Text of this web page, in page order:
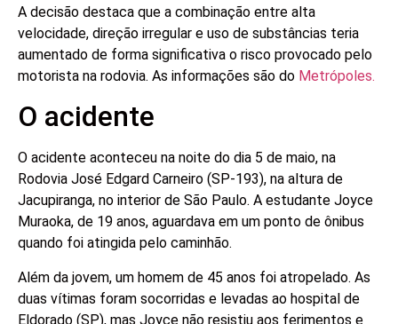
A decisão destaca que a combinação entre alta
velocidade, direção irregular e uso de substâncias teria
aumentado de forma significativa o risco provocado pelo
motorista na rodovia. As informações são do Metrópoles.
O acidente
O acidente aconteceu na noite do dia 5 de maio, na
Rodovia José Edgard Carneiro (SP-193), na altura de
Jacupiranga, no interior de São Paulo. A estudante Joyce
Muraoka, de 19 anos, aguardava em um ponto de ônibus
quando foi atingida pelo caminhão.
Além da jovem, um homem de 45 anos foi atropelado. As
duas vítimas foram socorridas e levadas ao hospital de
Eldorado (SP), mas Joyce não resistiu aos ferimentos e